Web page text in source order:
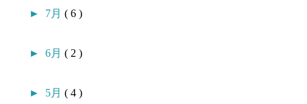
► 7月( 6 )
►6月( 2 )
► 5月( 4 )